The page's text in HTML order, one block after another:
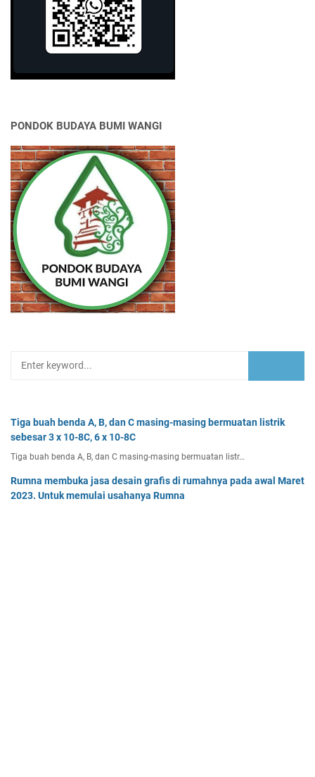
PONDOK BUDAYA BUMI WANGI
Tiga buah benda A, B, dan C masing-masing bermuatan listrik
sebesar 3 x 10-8C, 6 x 10-8C
Tiga buah benda A, B, dan C masing-masing bermuatan listr…
Rumna membuka jasa desain grafis di rumahnya pada awal Maret
2023. Untuk memulai usahanya Rumna